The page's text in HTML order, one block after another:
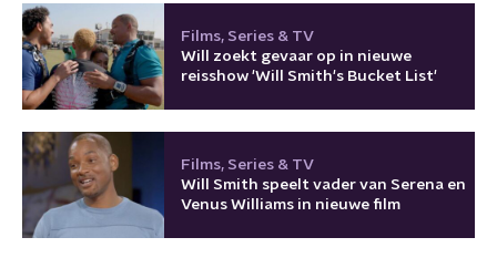
Films, Series & TV
Will zoekt gevaar op in nieuwe
reisshow 'Will Smith's Bucket List'
Films, Series & TV
Will Smith speelt vader van Serena en
Venus Williams in nieuwe film